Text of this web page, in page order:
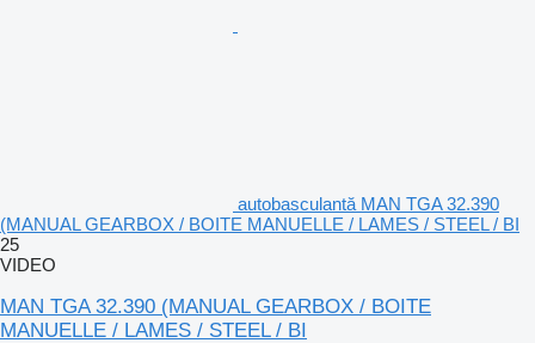
autobasculantă MAN TGA 32.390
(MANUAL GEARBOX / BOITE MANUELLE / LAMES / STEEL / BI
25
VIDEO
MAN TGA 32.390 (MANUAL GEARBOX / BOITE
MANUELLE / LAMES / STEEL / BI